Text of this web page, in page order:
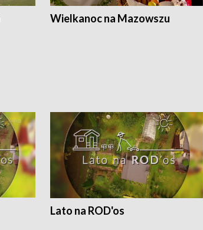
Wielkanoc na Mazowszu
Lato na ROD'os